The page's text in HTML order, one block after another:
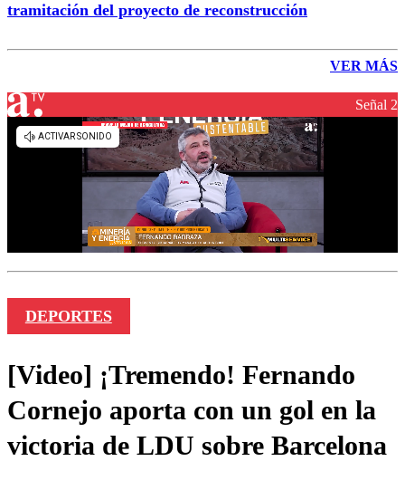
tramitación del proyecto de reconstrucción
VER MÁS
Señal 2
DEPORTES
[Video] ¡Tremendo! Fernando
Cornejo aporta con un gol en la
victoria de LDU sobre Barcelona